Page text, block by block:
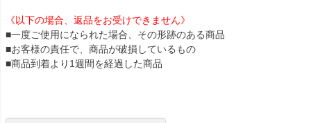
《以下の場合、返品をお受けできません》
■一度ご使用になられた場合、その形跡のある商品
■お客様の責任で、商品が破損しているもの
■商品到着より1週間を経過した商品